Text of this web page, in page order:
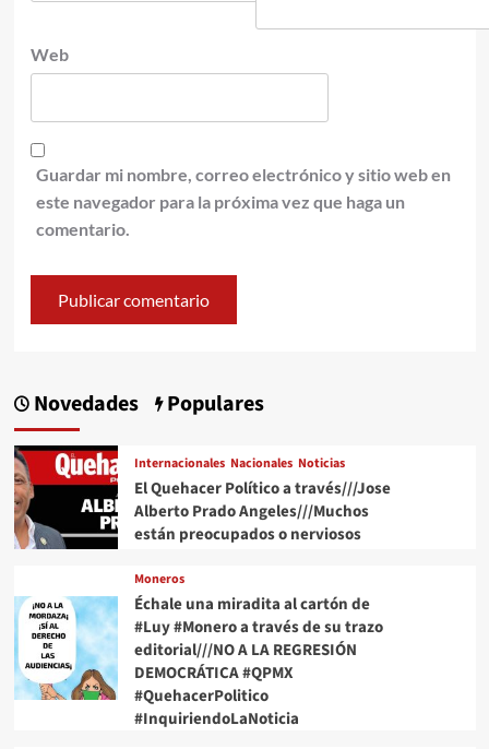
Web
Guardar mi nombre, correo electrónico y sitio web en
este navegador para la próxima vez que haga un
comentario.
Novedades Populares
Internacionales Nacionales Noticias
El Quehacer Político a través///Jose
Alberto Prado Angeles///Muchos
están preocupados o nerviosos
Moneros
Échale una miradita al cartón de
#Luy #Monero a través de su trazo
editorial///NO A LA REGRESIÓN
DEMOCRÁTICA #QPMX
#QuehacerPolitico
#InquiriendoLaNoticia